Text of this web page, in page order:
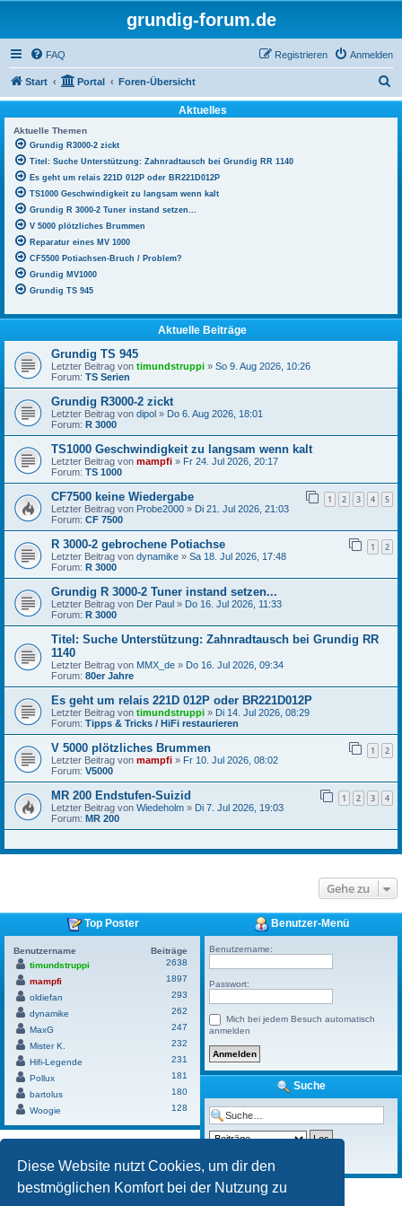
Diese Website nutzt Cookies, um dir den
bestmöglichen Komfort bei der Nutzung zu
grundig-forum.de
FAQ Anmelden
Registrieren
Start Portal Foren-Übersicht
u
Aktuelles
Aktuelle Themen
Grundig R3000-2 zickt
Titel: Suche Unterstützung: Zahnradtausch bei Grundig RR 1140
Es geht um relais 221D 012P oder BR221D012P
TS1000 Geschwindigkeit zu langsam wenn kalt
Grundig R 3000-2 Tuner instand setzen...
V 5000 plötzliches Brummen
Reparatur eines MV 1000
CF5500 Potiachsen-Bruch / Problem?
Grundig MV1000
Grundig TS 945
Aktuelle Beiträge
Grundig TS 945
Letzter Beitrag von timundstruppi » So 9. Aug 2026, 10:26
Forum: TS Serien
Grundig R3000-2 zickt
Letzter Beitrag von dipol » Do 6. Aug 2026, 18:01
Forum: R 3000
TS1000 Geschwindigkeit zu langsam wenn kalt
Letzter Beitrag von mampfi » Fr 24. Jul 2026, 20:17
Forum: TS 1000
CF7500 keine Wiedergabe 1 2 3 4 5
Letzter Beitrag von Probe2000 » Di 21. Jul 2026, 21:03
Forum: CF 7500
R 3000-2 gebrochene Potiachse 1 2
Letzter Beitrag von dynamike » Sa 18. Jul 2026, 17:48
Forum: R 3000
Grundig R 3000-2 Tuner instand setzen...
Letzter Beitrag von Der Paul » Do 16. Jul 2026, 11:33
Forum: R 3000
Titel: Suche Unterstützung: Zahnradtausch bei Grundig RR
1140
Letzter Beitrag von MMX_de » Do 16. Jul 2026, 09:34
Forum: 80er Jahre
Es geht um relais 221D 012P oder BR221D012P
Letzter Beitrag von timundstruppi » Di 14. Jul 2026, 08:29
Forum: Tipps & Tricks / HiFi restaurieren
V 5000 plötzliches Brummen 1 2
Letzter Beitrag von mampfi » Fr 10. Jul 2026, 08:02
Forum: V5000
MR 200 Endstufen-Suizid 1 2 3 4
Letzter Beitrag von Wiedeholm » Di 7. Jul 2026, 19:03
Forum: MR 200
Gehe zu
Top Poster
Benutzername
Beiträge
timundstruppi
2638
mampfi
1897
oldiefan
293
dynamike
262
MaxG
247
Mister K.
232
Hifi-Legende
231
Pollux
181
bartolus
180
Woogie
128
Benutzer-Menü
Benutzername:
Passwort:
Mich bei jedem Besuch automatisch
anmelden
Suche
Erweiterte Suche
Powered by Board3 Portal© 2009 - 2023 Board3 Group